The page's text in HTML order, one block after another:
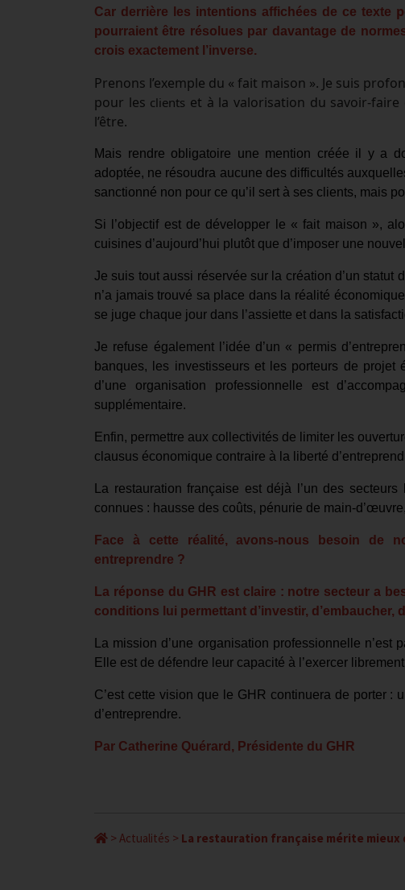
Car derrière les intentions affichées de ce texte
pourraient être résolues par davantage de
crois exactement l’inverse.
Prenons l’exemple du « fait maison ». Je suis
pour les clients et à la valorisation du savoir-
l’être.
Mais rendre obligatoire une mention créée il y a
adoptée, ne résoudra aucune des difficultés
sanctionné non pour ce qu’il sert à ses clients, mais
Si l’objectif est de développer le « fait maison »,
cuisines d’aujourd’hui plutôt que d’imposer une
Je suis tout aussi réservée sur la création d’un statut
n’a jamais trouvé sa place dans la réalité
se juge chaque jour dans l’assiette et dans la
Je refuse également l’idée d’un « permis
banques, les investisseurs et les porteurs de
d’une organisation professionnelle est
supplémentaire.
Enfin, permettre aux collectivités de limiter les
clausus économique contraire à la liberté
La restauration française est déjà l’un des
connues : hausse des coûts, pénurie de main-
Face à cette réalité, avons-nous besoin de
entreprendre ?
La réponse du GHR est claire : notre secteur a
conditions lui permettant d’investir, d’embaucher,
La mission d’une organisation professionnelle
Elle est de défendre leur capacité à l’exercer
C’est cette vision que le GHR continuera de porter :
d’entreprendre.
Par Catherine Quérard, Présidente du GHR
> Actualités > La restauration française mérite